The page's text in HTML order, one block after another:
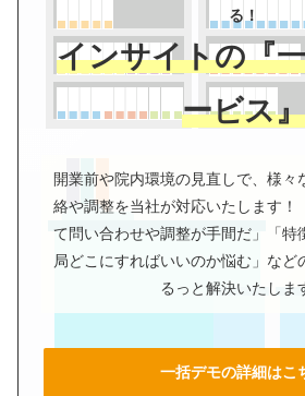
る！
インサイトの『
ービス』
開業前や院内環境の見直しで、様々
絡や調整を当社が対応いたします！
て問い合わせや調整が手間だ」「特
局どこにすればいいのか悩む」など
るっと解決いたしま
一括デモの詳細はこ